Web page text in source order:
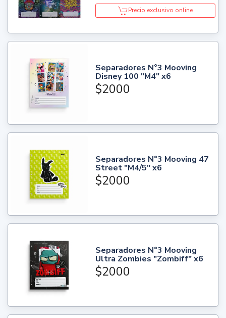
Precio exclusivo online
Separadores N°3 Mooving
Disney 100 "M4" x6
$2000
Separadores N°3 Mooving 47
Street "M4/5" x6
$2000
Separadores N°3 Mooving
Ultra Zombies "Zombiff" x6
$2000